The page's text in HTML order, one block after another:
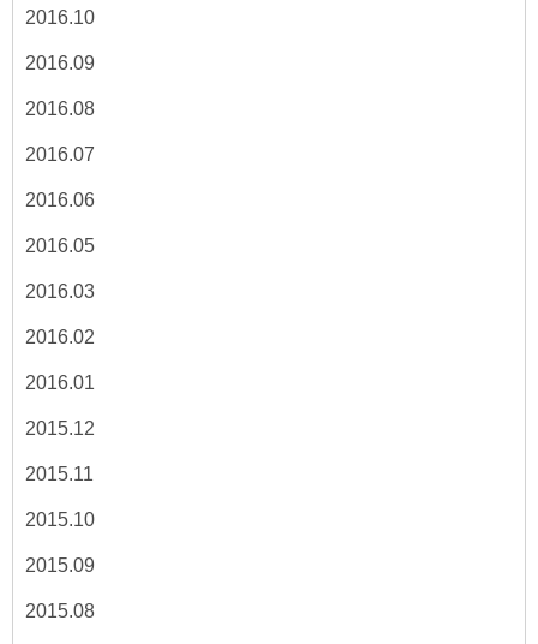
2016.10
2016.09
2016.08
2016.07
2016.06
2016.05
2016.03
2016.02
2016.01
2015.12
2015.11
2015.10
2015.09
2015.08